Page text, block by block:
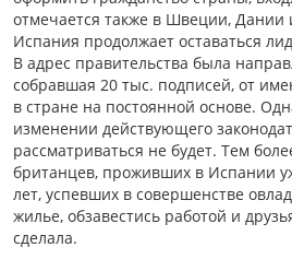
отмечается также в Швеции,
Испания продолжает оставаться
В адрес правительства была
собравшая 20 тыс. подписей, от
в стране на постоянной основе.
изменении действующего
рассматриваться не будет. Тем
британцев, проживших в Испании
лет, успевших в совершенстве
жилье, обзавестись работой и
сделала.